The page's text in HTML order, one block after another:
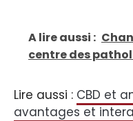
A lire aussi :
centre des
Lire aussi : CBD et
avantages et